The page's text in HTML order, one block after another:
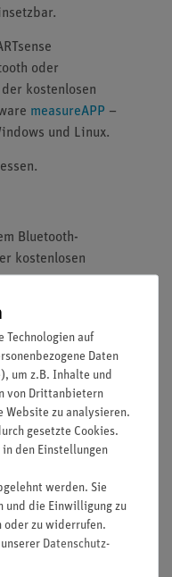
oder
kostenlosen
measureAPP –
und Linux.
Bluetooth-
kostenlosen
zu 50
Akkuladung.
Sekunde
und
Spirometers.
Technologien auf
Daten
um z.B. Inhalte und
von Drittanbietern
Website zu analysieren.
gesetzte Cookies.
den Einstellungen
werden. Sie
und die Einwilligung zu
oder zu widerrufen.
Daten­schutz­